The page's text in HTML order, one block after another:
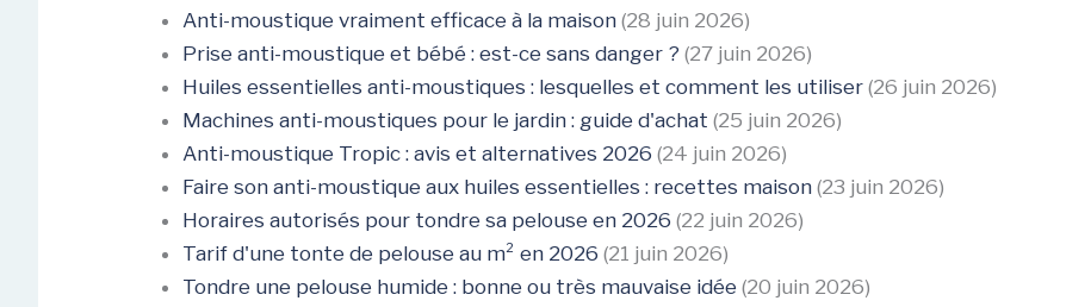
Anti-moustique vraiment efficace à la maison (28 juin 2026)
Prise anti-moustique et bébé : est-ce sans danger ? (27 juin 2026)
Huiles essentielles anti-moustiques : lesquelles et comment les utiliser (26 juin 2026)
Machines anti-moustiques pour le jardin : guide d'achat (25 juin 2026)
Anti-moustique Tropic : avis et alternatives 2026 (24 juin 2026)
Faire son anti-moustique aux huiles essentielles : recettes maison (23 juin 2026)
Horaires autorisés pour tondre sa pelouse en 2026 (22 juin 2026)
Tarif d'une tonte de pelouse au m² en 2026 (21 juin 2026)
Tondre une pelouse humide : bonne ou très mauvaise idée (20 juin 2026)